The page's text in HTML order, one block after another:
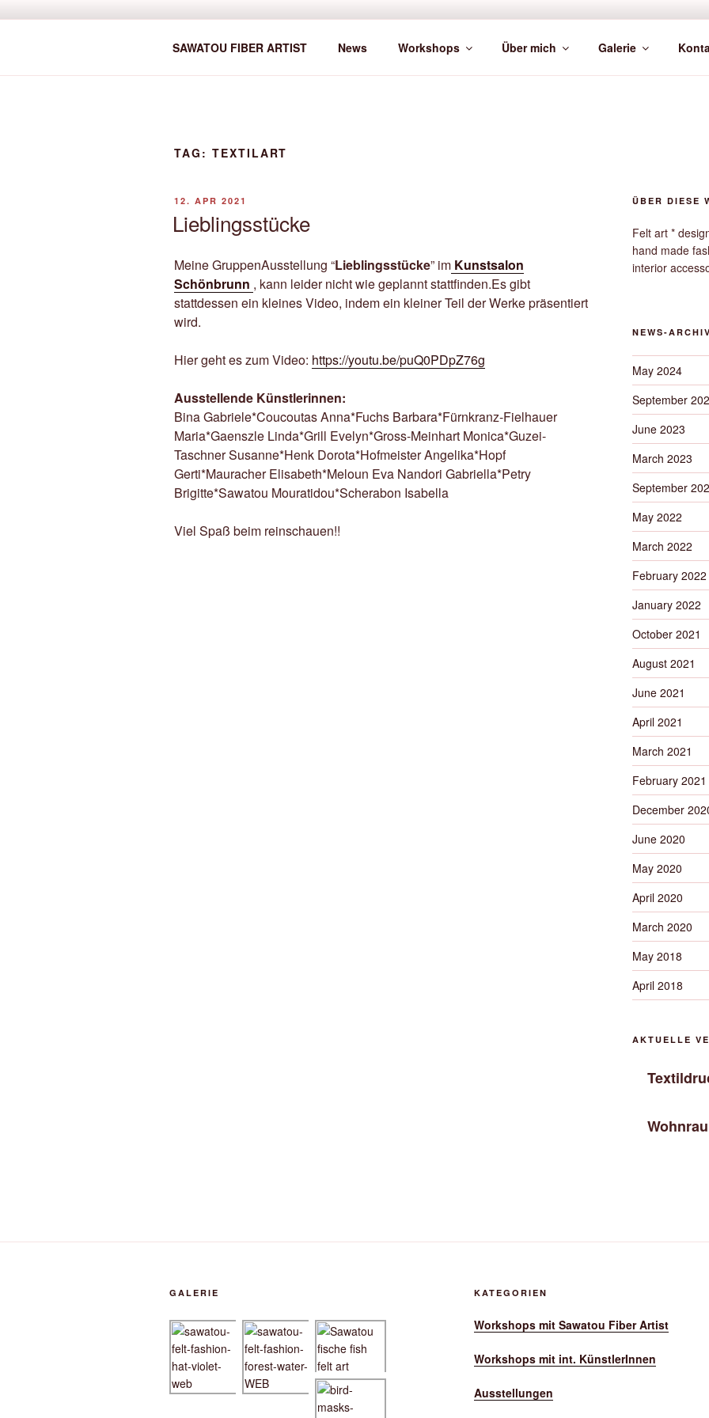
SAWATOU
Fiber Artist
SAWATOU FIBER ARTIST News Workshops Über mich Galerie
TAG: TEXTILART
VERÖFFENTLICHT
12. APR 2021
Lieblingsstücke
Meine GruppenAusstellung “Lieblingsstücke” im Kunstsalon
Schönbrunn , kann leider nicht wie geplannt stattfinden.Es gibt
stattdessen ein kleines Video, indem ein kleiner Teil der Werke präsentiert
wird.
Hier geht es zum Video: https://youtu.be/puQ0PDpZ76g
Ausstellende Künstlerinnen:
Bina Gabriele*Coucoutas Anna*Fuchs Barbara*Fürnkranz-Fielhauer
Maria*Gaenszle Linda*Grill Evelyn*Gross-Meinhart Monica*Guzei-
Taschner Susanne*Henk Dorota*Hofmeister Angelika*Hopf
Gerti*Mauracher Elisabeth*Meloun Eva Nandori Gabriella*Petry
Brigitte*Sawatou Mouratidou*Scherabon Isabella
Viel Spaß beim reinschauen!!
ÜBER DIESE
Felt art *
hand made
interior
NEWS-ARCHIV
May 2024
September
June 2023
March 2023
September
May 2022
March 2022
February 2022
January 2022
October 2021
August 2021
June 2021
April 2021
March 2021
February 2021
December
June 2020
May 2020
April 2020
March 2020
May 2018
April 2018
AKTUELLE
GALERIE KATEGORIEN
Workshops mit Sawatou Fiber Artist
Workshops mit int. KünstlerInnen
Ausstellungen